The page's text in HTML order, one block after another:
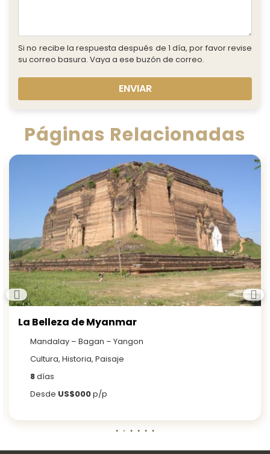
Si no recibe la respuesta después de 1 día, por favor revise
su correo basura. Vaya a ese buzón de correo.
ENVIAR
Páginas Relacionadas
La Belleza de Myanmar
Mandalay – Bagan – Yangon
Cultura, Historia, Paisaje
8días
Desde US$000p/p